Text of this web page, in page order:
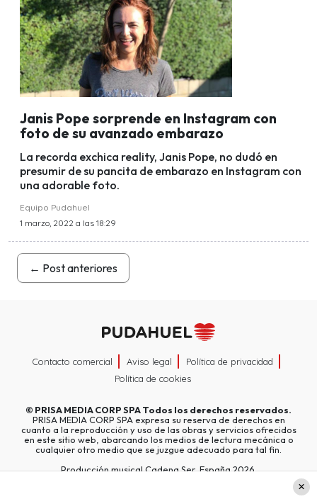
Janis Pope sorprende en Instagram con
foto de su avanzado embarazo
La recorda exchica reality, Janis Pope, no dudó en
presumir de su pancita de embarazo en Instagram con
una adorable foto.
Equipo Pudahuel
1 marzo, 2022 a las 18:29
← Post anteriores
Contacto comercial Aviso legal
Política de privacidad
Política de cookies
© PRISA MEDIA CORP SPATodos los derechos reservados.
PRISA MEDIA CORP SPA expresa su reserva de derechos en
cuanto a la reproducción y uso de las obras y servicios ofrecidos
en este sitio web, abarcando los medios de lectura mecánica o
cualquier otro medio que se juzgue adecuado para tal fin.
Producción musical Cadena Ser, España 2026.